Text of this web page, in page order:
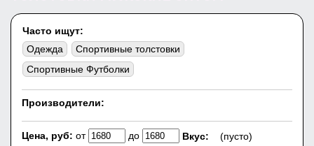
Часто ищут:
Одежда
Спортивные толстовки
Спортивные Футболки
Производители:
Цена, руб: от до Вкус: (пусто)